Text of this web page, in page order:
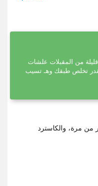
من المقبلات علشات
تخلص طبقك وهـ تسيب
من مرة، والكاسترد